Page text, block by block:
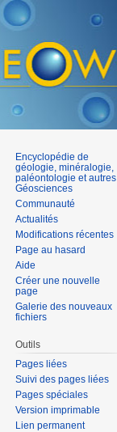
Encyclopédie de
géologie, minéralogie,
paléontologie et autres
Géosciences
Communauté
Actualités
Modifications récentes
Page au hasard
Aide
Créer une nouvelle
page
Galerie des nouveaux
fichiers
Outils
Pages liées
Suivi des pages liées
Pages spéciales
Version imprimable
Lien permanent